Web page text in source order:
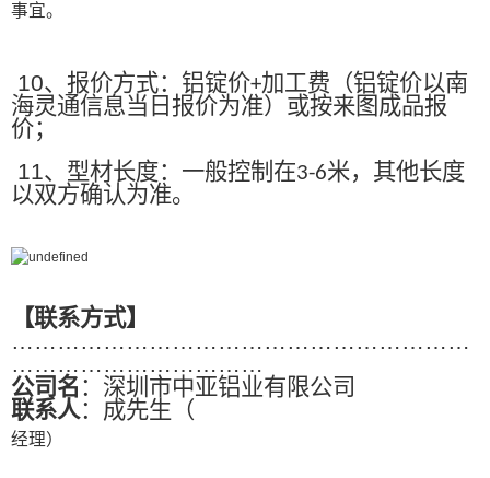
事宜。
10、报价方式：铝锭价+加工费（铝锭价以南
海灵通信息当日报价为准）或按来图成品报
价；
11、型材长度：一般控制在3-6米，其他长度
以双方确认为准。
【联系方式】
……………………………………………………
……………………………
公司名 ：深圳市中亚铝业有限公司
联系人：成先生（
经理）